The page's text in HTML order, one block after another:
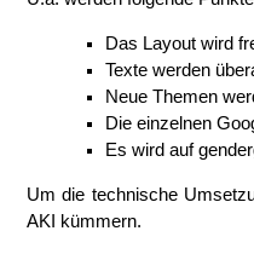
Das Layout wird
Texte werden
Neue Themen
Die einzelnen
Es wird auf
Um die technische
AKI kümmern.